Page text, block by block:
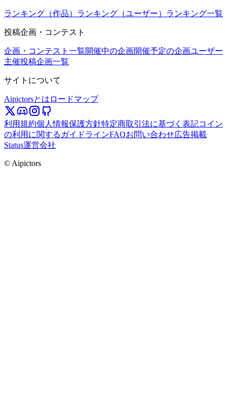
ランキング（作品） ランキング（ユーザー） ランキング一覧
投稿企画・コンテスト
企画・コンテスト一覧開催中の企画開催予定の企画ユーザー
主催投稿企画一覧
サイトについて
Aipictorsとは ロードマップ
利用規約個人情報保護方針特定商取引法に基づく表記コイン
の利用に関するガイドラインFAQお問い合わせ広告掲載
Status運営会社
© Aipictors